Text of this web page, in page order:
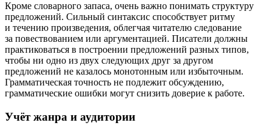
Кроме словарного запаса, очень важно понимать структуру
предложений. Сильный синтаксис способствует ритму
и течению произведения, облегчая читателю следование
за повествованием или аргументацией. Писатели должны
практиковаться в построении предложений разных типов,
чтобы ни одно из двух следующих друг за другом
предложений не казалось монотонным или избыточным.
Грамматическая точность не подлежит обсуждению,
грамматические ошибки могут снизить доверие к работе.
Учёт жанра и аудитории